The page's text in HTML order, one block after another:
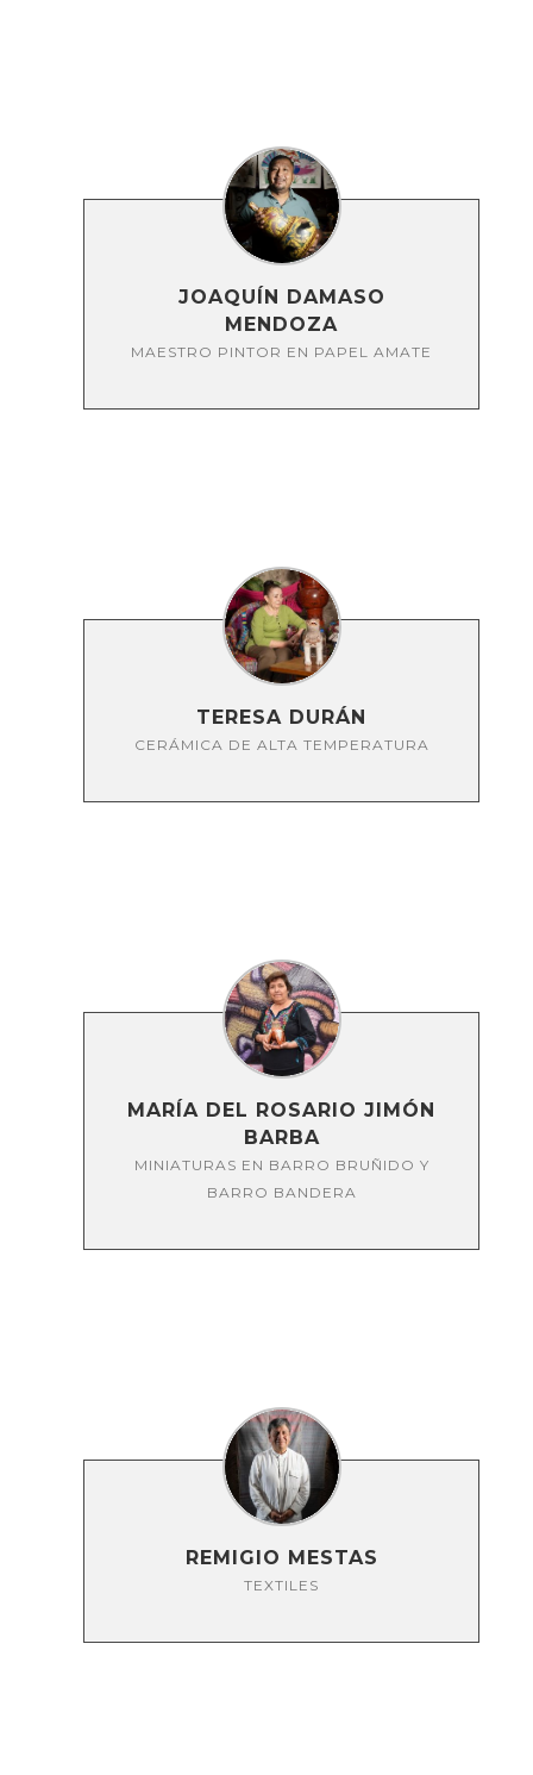
JOAQUÍN DAMASO
MENDOZA
MAESTRO PINTOR EN PAPEL AMATE
TERESA DURÁN
CERÁMICA DE ALTA TEMPERATURA
MARÍA DEL ROSARIO JIMÓN
BARBA
MINIATURAS EN BARRO BRUÑIDO Y
BARRO BANDERA
REMIGIO MESTAS
TEXTILES